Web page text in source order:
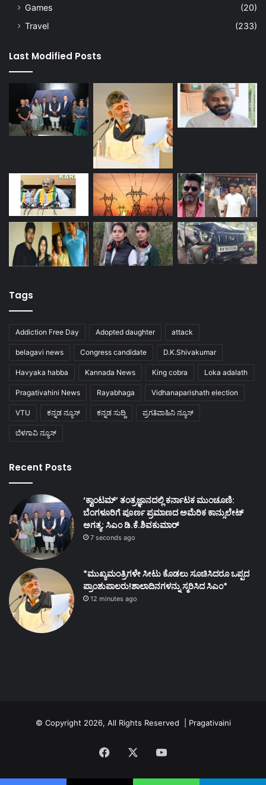
Games
(20)
Travel
(233)
Last Modified Posts
Tags
Addiction Free Day Adopted daughter attack
belagavi news Congress candidate D.K.Shivakumar
Havyaka habba Kannada News King cobra Loka adalath
Pragativahini News Rayabhaga Vidhanaparishath election
VTU ಕನ್ನಡ ನ್ಯೂಸ್ ಕನ್ನಡ ಸುದ್ದಿ ಪ್ರಗತಿವಾಹಿನಿ ನ್ಯೂಸ್
ಬೆಳಗಾವಿ ನ್ಯೂಸ್
Recent Posts
‘ಕ್ವಾಂಟಮ್’ ತಂತ್ರಜ್ಞಾನದಲ್ಲಿ ಕರ್ನಾಟಕ ಮುಂಚೂಣಿ:
ಬೆಂಗಳೂರಿಗೆ ಪೂರ್ಣ ಪ್ರಮಾಣದ ಅಮೆರಿಕ ಕಾನ್ಸುಲೇಟ್
ಅಗತ್ಯ: ಸಿಎಂ ಡಿ.ಕೆ.ಶಿವಕುಮಾರ್
7 seconds ago
*ಮುಖ್ಯಮಂತ್ರಿಗಳೇ ಸೀಟು ಕೊಡಲು ಸೂಚಿಸಿದರೂ ಒಪ್ಪದ
ಪ್ರಾಂಶುಪಾಲರು!ಶಾಲಾದಿನಗಳನ್ನು ಸ್ಮರಿಸಿದ ಸಿಎಂ*
12 minutes ago
© Copyright 2026, All Rights Reserved | Pragativaini
Facebook YouTube